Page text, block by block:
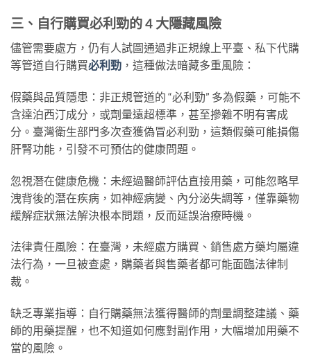
三、自行購買必利勁的 4 大隱藏風險
儘管需要處方，仍有人試圖通過非正規線上平臺、私下代購
等管道自行購買必利勁 ，這種做法暗藏多重風險：
假藥與品質隱患：非正規管道的 “必利勁” 多為假藥，可能不
含達泊西汀成分，或劑量遠超標準，甚至摻雜不明有害成
分。臺灣衛生部門多次查獲偽冒必利勁，這類假藥可能損傷
肝腎功能，引發不可預估的健康問題。
忽視潛在健康危機：未經過醫師評估直接用藥，可能忽略早
洩背後的潛在疾病，如神經病變、內分泌失調等，僅靠藥物
緩解症狀無法解決根本問題，反而延誤治療時機。
法律責任風險：在臺灣，未經處方購買、銷售處方藥均屬違
法行為，一旦被查處，購藥者與售藥者都可能面臨法律制
裁。
缺乏專業指導：自行購藥無法獲得醫師的劑量調整建議、藥
師的用藥提醒，也不知道如何應對副作用，大幅增加用藥不
當的風險。